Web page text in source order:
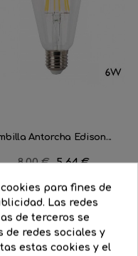
Antorcha Edison...
Precio
8,00 € Precio
5,64 €
COMPRAR 
para fines de
Las redes
de terceros se
redes sociales y
estas cookies y el